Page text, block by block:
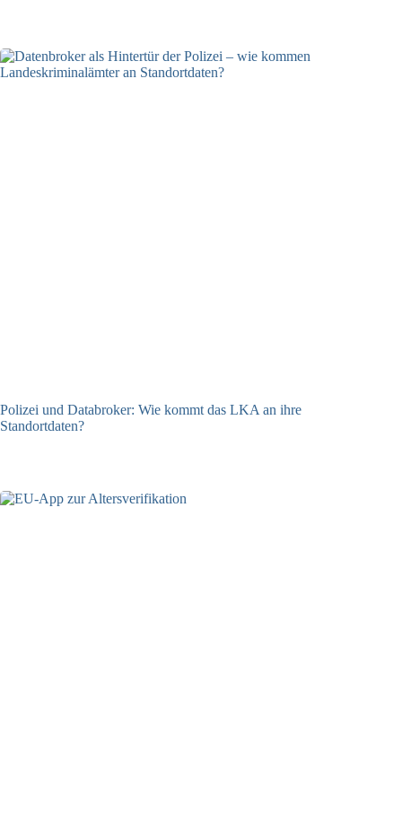
Polizei und Databroker: Wie kommt das LKA an ihre
Standortdaten?